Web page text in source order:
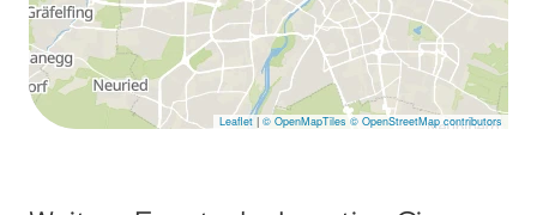
Leaflet | © OpenMapTiles © OpenStreetMap contributors